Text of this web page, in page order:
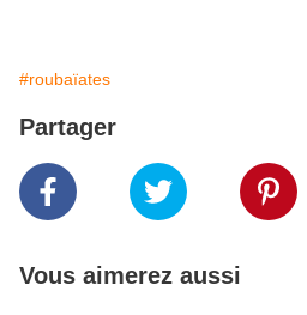
#roubaïates
Partager
Vous aimerez aussi